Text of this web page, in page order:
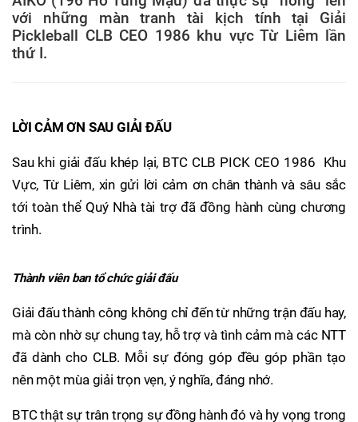
với những màn tranh tài kịch tính tại Giải
Pickleball CLB CEO 1986 khu vực Từ Liêm lần
thứ I.
LỜI CẢM ƠN SAU GIẢI ĐẤU
Sau khi giải đấu khép lại, BTC CLB PICK CEO 1986 Khu
Vực, Từ Liêm, xin gửi lời cảm ơn chân thành và sâu sắc
tới toàn thể Quý Nhà tài trợ đã đồng hành cùng chương
trình.
Thành viên ban tổ chức giải đấu
Giải đấu thành công không chỉ đến từ những trận đấu hay,
mà còn nhờ sự chung tay, hỗ trợ và tình cảm mà các NTT
đã dành cho CLB. Mỗi sự đóng góp đều góp phần tạo
nên một mùa giải trọn vẹn, ý nghĩa, đáng nhớ.
BTC thật sự trân trọng sự đồng hành đó và hy vọng trong